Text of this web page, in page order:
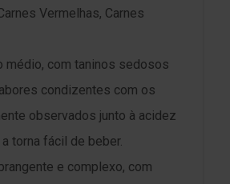
Vermelhas, Carnes
médio, com taninos sedosos
condizentes com os
observados junto à acidez
torna fácil de beber.
e complexo, com